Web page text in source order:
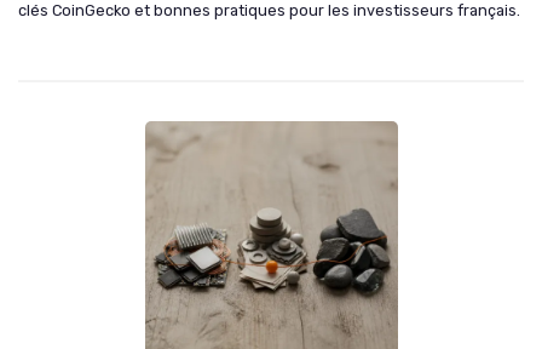
clés CoinGecko et bonnes pratiques pour les investisseurs français.